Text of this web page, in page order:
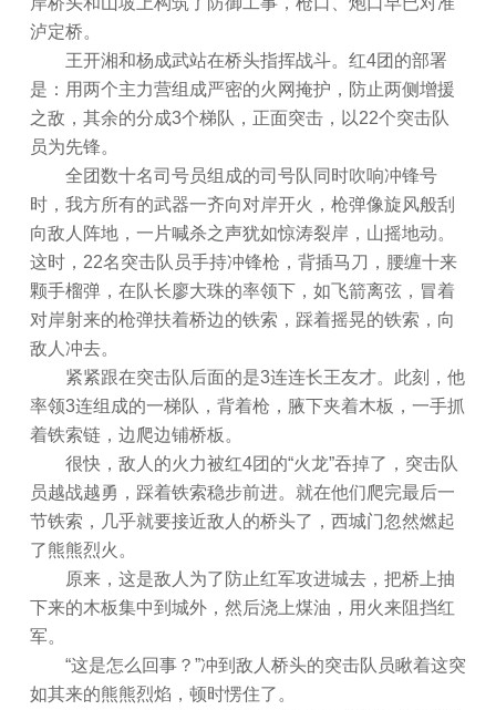
泸定桥。
王开湘和杨成武站在桥头指挥战斗。红4团的部署
是：用两个主力营组成严密的火网掩护，防止两侧增援
之敌，其余的分成3个梯队，正面突击，以22个突击队
员为先锋。
全团数十名司号员组成的司号队同时吹响冲锋号
时，我方所有的武器一齐向对岸开火，枪弹像旋风般刮
向敌人阵地，一片喊杀之声犹如惊涛裂岸，山摇地动。
这时，22名突击队员手持冲锋枪，背插马刀，腰缠十来
颗手榴弹，在队长廖大珠的率领下，如飞箭离弦，冒着
对岸射来的枪弹扶着桥边的铁索，踩着摇晃的铁索，向
敌人冲去。
紧紧跟在突击队后面的是3连连长王友才。此刻，他
率领3连组成的一梯队，背着枪，腋下夹着木板，一手抓
着铁索链，边爬边铺桥板。
很快，敌人的火力被红4团的“火龙”吞掉了，突击队
员越战越勇，踩着铁索稳步前进。就在他们爬完最后一
节铁索，几乎就要接近敌人的桥头了，西城门忽然燃起
了熊熊烈火。
原来，这是敌人为了防止红军攻进城去，把桥上抽
下来的木板集中到城外，然后浇上煤油，用火来阻挡红
军。
“这是怎么回事？”冲到敌人桥头的突击队员瞅着这突
如其来的熊熊烈焰，顿时愣住了。